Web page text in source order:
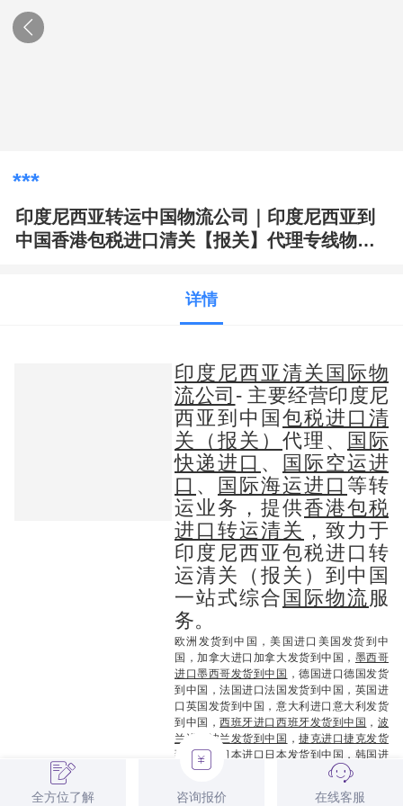
***
印度尼西亚转运中国物流公司｜印度尼西亚到
中国香港包税进口清关【报关】代理专线物流
详情
印度尼西亚清关国际物
流公司 - 主要经营印度尼
西亚到中国 包税进口清
关（报关） 代理、
国际
快递进口 、
国际空运进
口 、 国际海运进口 等转
运业务，提供香港包税
进口转运清关 ，致力于
印度尼西亚包税进口转
运清关（报关）到中国
一站式综合 国际物流服
务。
欧洲发货到中国，美国进口美国发货到中
国，加拿大进口加拿大发货到中国， 墨西哥
进口墨西哥发货到中国 ，德国进口德国发货
到中国，法国进口法国发货到中国，英国进
口英国发货到中国 ，意大利进口意大利发货
到中国，西班牙进口西班牙发货到中国 ，波
兰进口波兰发货到中国 ，捷克进口捷克发货
到中国 ，日本进口日本发货到中国，韩国进
口韩国发货到中国，泰国进口泰国发货到中
加坡进口新加坡发货到中国，澳门进口澳门
全方位了解 咨询报价 在线客服